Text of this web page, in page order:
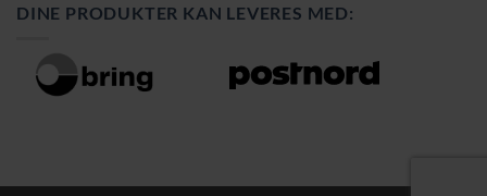
DINE PRODUKTER KAN LEVERES MED: